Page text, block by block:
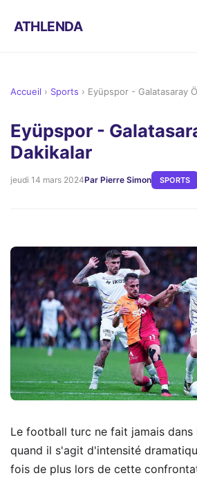
ATHLENDA
Accueil › Sports › Eyüpspor - Galatasaray
Eyüpspor -
Dakikalar
jeudi 14 mars 2024Par Pierre Simon SPORTS
Le football turc ne fait jamais dans
quand il s'agit d'intensité
fois de plus lors de cette